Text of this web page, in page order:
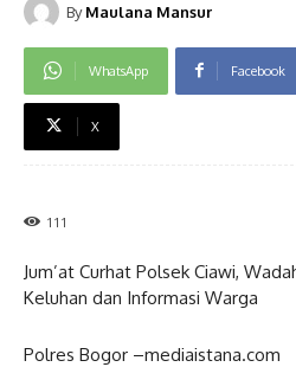
By Maulana Mansur
WhatsApp Facebook
X
111
Jum’at Curhat Polsek Ciawi,
Keluhan dan Informasi Warga
Polres Bogor –mediaistana.com